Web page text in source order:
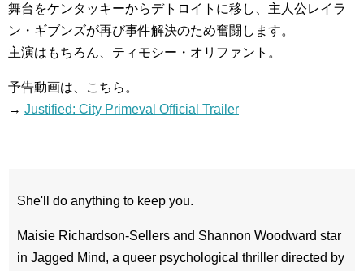
舞台をケンタッキーからデトロイトに移し、主人公レイラ
ン・ギブンズが再び事件解決のため奮闘します。
主演はもちろん、ティモシー・オリファント。
予告動画は、こちら。
→ Justified: City Primeval Official Trailer
She'll do anything to keep you.
Maisie Richardson-Sellers and Shannon Woodward star
in Jagged Mind, a queer psychological thriller directed by